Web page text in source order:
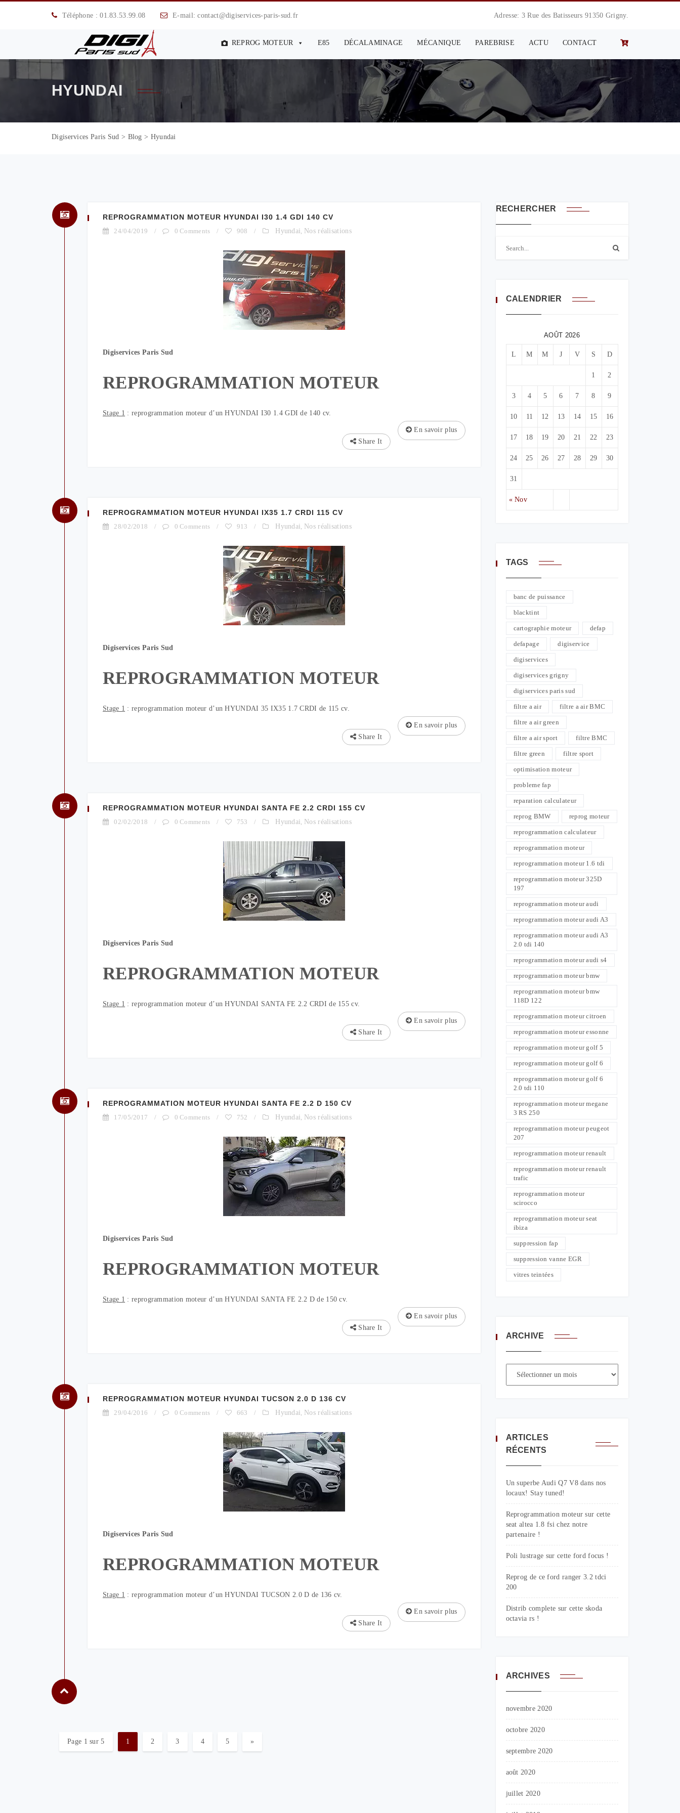
Téléphone : 01.83.53.99.08 E-mail: contact@digiservices-paris-sud.fr Adresse: 3 Rue des Batisseurs 91350 Grigny.
REPROG MOTEUR E85 DÉCALAMINAGE MÉCANIQUE PAREBRISE ACTU CONTACT
HYUNDAI
Digiservices Paris Sud > Blog > Hyundai
REPROGRAMMATION MOTEUR HYUNDAI I30 1.4 GDI 140 CV
24/04/2019 / 0 Comments / 908 / Hyundai, Nos réalisations
Digiservices Paris Sud
REPROGRAMMATION MOTEUR
Stage 1 : reprogrammation moteur d’un HYUNDAI I30 1.4 GDI de 140 cv.
En savoir plus
Share It
REPROGRAMMATION MOTEUR HYUNDAI IX35 1.7 CRDI 115 CV
28/02/2018 / 0 Comments / 913 / Hyundai, Nos réalisations
Digiservices Paris Sud
REPROGRAMMATION MOTEUR
Stage 1 : reprogrammation moteur d’un HYUNDAI 35 IX35 1.7 CRDI de 115 cv.
En savoir plus
Share It
REPROGRAMMATION MOTEUR HYUNDAI SANTA FE 2.2 CRDI 155 CV
02/02/2018 / 0 Comments / 753 / Hyundai, Nos réalisations
Digiservices Paris Sud
REPROGRAMMATION MOTEUR
Stage 1 : reprogrammation moteur d’un HYUNDAI SANTA FE 2.2 CRDI de 155 cv.
En savoir plus
Share It
REPROGRAMMATION MOTEUR HYUNDAI SANTA FE 2.2 D 150 CV
17/05/2017 / 0 Comments / 752 / Hyundai, Nos réalisations
Digiservices Paris Sud
REPROGRAMMATION MOTEUR
Stage 1 : reprogrammation moteur d’un HYUNDAI SANTA FE 2.2 D de 150 cv.
En savoir plus
Share It
REPROGRAMMATION MOTEUR HYUNDAI TUCSON 2.0 D 136 CV
29/04/2016 / 0 Comments / 663 / Hyundai, Nos réalisations
Digiservices Paris Sud
REPROGRAMMATION MOTEUR
Stage 1 : reprogrammation moteur d’un HYUNDAI TUCSON 2.0 D de 136 cv.
En savoir plus
Share It
Page 1 sur 5 1 2 3 4 5 »
RECHERCHER
CALENDRIER
AOÛT 2026
L M M J V S D
« Nov
1 2
3 4 5 6 7 8 9
10 11 12 13 14 15 16
17 18 19 20 21 22 23
24 25 26 27 28 29 30
31
TAGS
banc de puissance
blacktint
cartographie moteur defap
defapage digiservice
digiservices
digiservices grigny
digiservices paris sud
filtre a air filtre a air BMC
filtre a air green
filtre a air sport filtre BMC
filtre green filtre sport
optimisation moteur
probleme fap
reparation calculateur
reprog BMW reprog moteur
reprogrammation calculateur
reprogrammation moteur
reprogrammation moteur 1.6 tdi
reprogrammation moteur 325D
197
reprogrammation moteur audi
reprogrammation moteur audi A3
reprogrammation moteur audi A3
2.0 tdi 140
reprogrammation moteur audi s4
reprogrammation moteur bmw
reprogrammation moteur bmw
118D 122
reprogrammation moteur citroen
reprogrammation moteur essonne
reprogrammation moteur golf 5
reprogrammation moteur golf 6
reprogrammation moteur golf 6
2.0 tdi 110
reprogrammation moteur megane
3 RS 250
reprogrammation moteur peugeot
207
reprogrammation moteur renault
reprogrammation moteur renault
trafic
reprogrammation moteur
scirocco
reprogrammation moteur seat
ibiza
suppression fap
suppression vanne EGR
vitres teintées
ARCHIVE
ARTICLES
RÉCENTS
Un superbe Audi Q7 V8 dans nos
locaux! Stay tuned!
Reprogrammation moteur sur cette
seat altea 1.8 fsi chez notre
partenaire !
Poli lustrage sur cette ford focus !
Reprog de ce ford ranger 3.2 tdci
200
Distrib complete sur cette skoda
octavia rs !
ARCHIVES
novembre 2020
octobre 2020
septembre 2020
août 2020
juillet 2020